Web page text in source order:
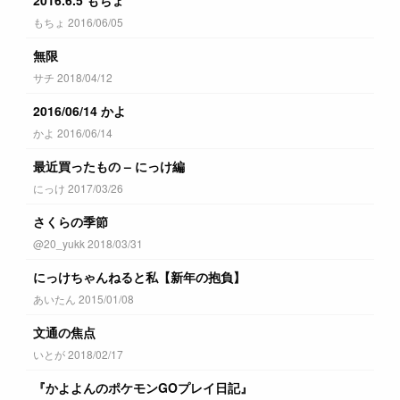
もちょ 2016/06/05
無限
サチ 2018/04/12
2016/06/14 かよ
かよ 2016/06/14
最近買ったもの – にっけ編
にっけ 2017/03/26
さくらの季節
@20_yukk 2018/03/31
にっけちゃんねると私【新年の抱負】
あいたん 2015/01/08
文通の焦点
いとが 2018/02/17
『かよよんのポケモンGOプレイ日記』